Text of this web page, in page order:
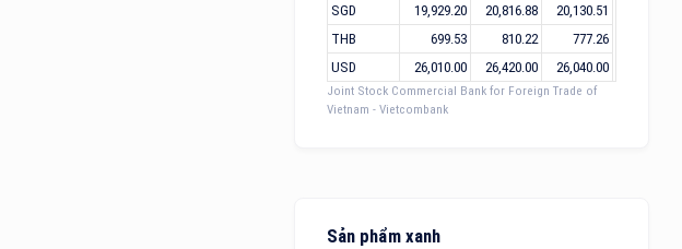
SGD
19,929.20 20,816.88
20,130.51
THB
699.53 810.22
777.26
USD
26,010.00 26,420.00 26,040.00
Joint Stock Commercial Bank for Foreign Trade of
Vietnam - Vietcombank
Sản phẩm xanh